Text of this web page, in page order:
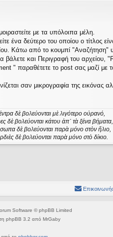
με τα υπόλοιπα μέλη.
ένα δεύτερο του οποίου ο τίτλος
Κάτω από το κουμπί
και Περιγραφή του αρχείου,
" παραθέτετε το post σας μαζί με
σαν μικρογραφία της
δὲ βολεύονται μὲ λιγότερο οὐρανό,
δὲ βολεύονται κάτου ἀπ᾿ τὰ ξένα βήματα,
δὲ βολεύονται παρὰ μόνο στὸν ἥλιο,
δὲ βολεύονται παρὰ μόνο στὸ δίκιο.
Software © phpBB Limited
phpBB 3.2 από MrGaby